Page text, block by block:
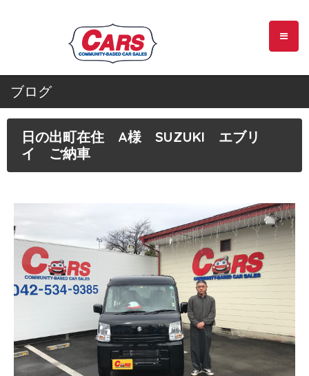
ブログ
日の出町在住 A様 SUZUKI エブリ
イ ご納車